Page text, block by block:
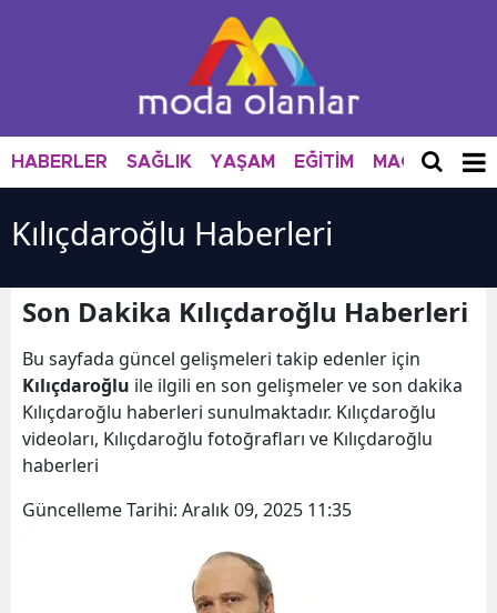
HABERLER SAĞLIK YAŞAM EĞİTİM MAGAZİN
Kılıçdaroğlu Haberleri
Son Dakika Kılıçdaroğlu Haberleri
Bu sayfada güncel gelişmeleri takip edenler için
Kılıçdaroğlu ile ilgili en son gelişmeler ve son dakika
Kılıçdaroğlu haberleri sunulmaktadır. Kılıçdaroğlu
videoları, Kılıçdaroğlu fotoğrafları ve Kılıçdaroğlu
haberleri
Güncelleme Tarihi: Aralık 09, 2025 11:35